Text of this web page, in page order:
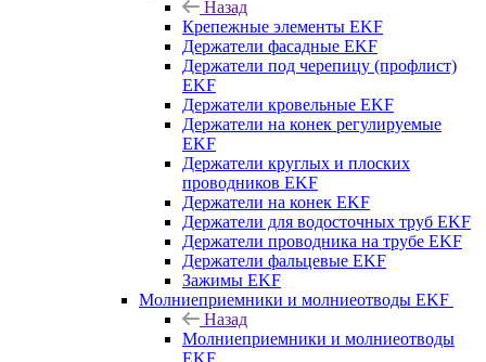
Назад
Крепежные элементы EKF
Держатели фасадные EKF
Держатели под черепицу (профлист)
EKF
Держатели кровельные EKF
Держатели на конек регулируемые
EKF
Держатели круглых и плоских
проводников EKF
Держатели на конек EKF
Держатели для водосточных труб EKF
Держатели проводника на трубе EKF
Держатели фальцевые EKF
Зажимы EKF
Молниеприемники и молниеотводы EKF
Назад
Молниеприемники и молниеотводы
EKF